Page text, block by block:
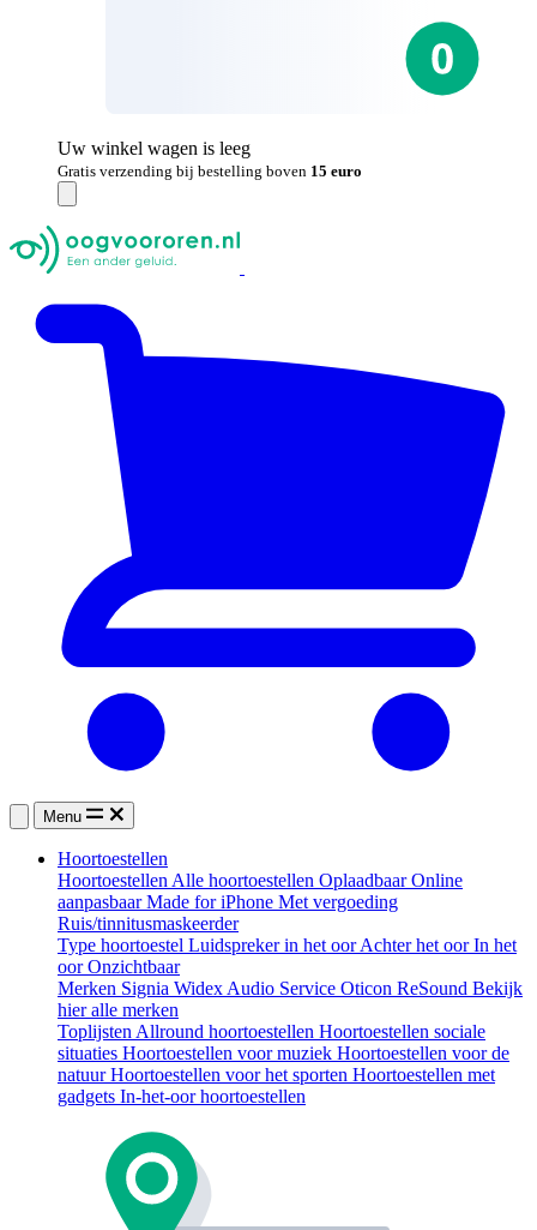
Uw winkel wagen is leeg
Gratis verzending bij bestelling boven 15 euro
Menu
Hoortoestellen
Hoortoestellen Alle hoortoestellen OplaadbaarOnline
aanpasbaarMade for iPhone Met vergoeding
Ruis/tinnitusmaskeerder
Type hoortoestel Luidspreker in het oorAchter het oorIn het
oorOnzichtbaar
Merken Signia Widex Audio Service Oticon ReSound Bekijk
hier alle merken
Toplijsten Allround hoortoestellen Hoortoestellen sociale
situaties Hoortoestellen voor muziek Hoortoestellen voor de
natuurHoortoestellen voor het sporten Hoortoestellen met
gadgets In-het-oor hoortoestellen